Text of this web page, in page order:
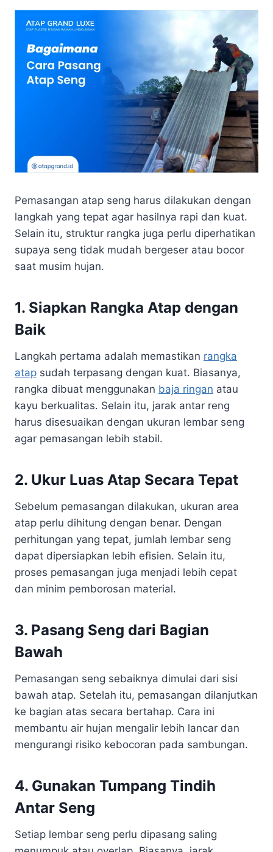
Pemasangan atap seng harus dilakukan dengan
langkah yang tepat agar hasilnya rapi dan kuat.
Selain itu, struktur rangka juga perlu diperhatikan
supaya seng tidak mudah bergeser atau bocor
saat musim hujan.
1. Siapkan Rangka Atap dengan
Baik
Langkah pertama adalah memastikan rangka
atap sudah terpasang dengan kuat. Biasanya,
rangka dibuat menggunakan baja ringan atau
kayu berkualitas. Selain itu, jarak antar reng
harus disesuaikan dengan ukuran lembar seng
agar pemasangan lebih stabil.
2. Ukur Luas Atap Secara Tepat
Sebelum pemasangan dilakukan, ukuran area
atap perlu dihitung dengan benar. Dengan
perhitungan yang tepat, jumlah lembar seng
dapat dipersiapkan lebih efisien. Selain itu,
proses pemasangan juga menjadi lebih cepat
dan minim pemborosan material.
3. Pasang Seng dari Bagian
Bawah
Pemasangan seng sebaiknya dimulai dari sisi
bawah atap. Setelah itu, pemasangan dilanjutkan
ke bagian atas secara bertahap. Cara ini
membantu air hujan mengalir lebih lancar dan
mengurangi risiko kebocoran pada sambungan.
4. Gunakan Tumpang Tindih
Antar Seng
Setiap lembar seng perlu dipasang saling